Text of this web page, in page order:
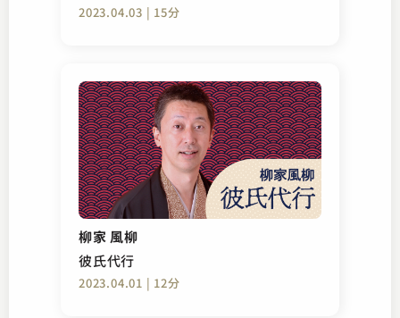
2023.04.03 | 15分
柳家 風柳
彼氏代行
2023.04.01 | 12分